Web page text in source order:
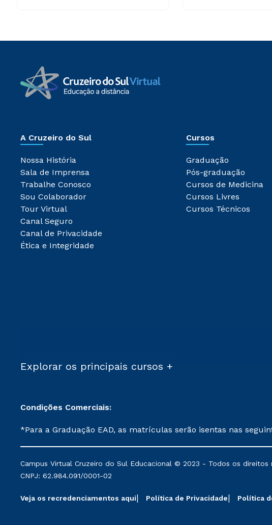
A Cruzeiro do Sul
Nossa História
Sala de Imprensa
Trabalhe Conosco
Sou Colaborador
Tour Virtual
Canal Seguro
Canal de Privacidade
Ética e Integridade
Cursos
Graduação
Pós-graduação
Cursos de Medicina
Cursos Livres
Cursos Técnicos
Explorar os principais cursos +
Condições Comerciais:
*Para a Graduação EAD, as matrículas serão isentas nas
mantidos conforme negociação. Descontos institucionais
serviços.
Campus Virtual Cruzeiro do Sul Educacional © 2023 - Todos os direitos
CNPJ: 62.984.091/0001-02
Veja os recredenciamentos aqui Política de Privacidade Política